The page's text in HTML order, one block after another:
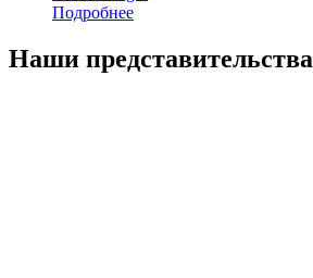
Подробнее
Наши представительства